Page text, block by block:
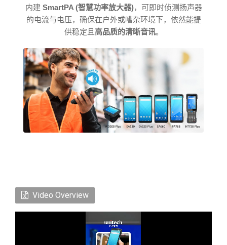
内建 SmartPA (智慧功率放大器)，可即时侦测扬声器
的电流与电压，确保在户外或嘈杂环境下，依然能提
供稳定且 高品质的清晰音讯。
Video Overview